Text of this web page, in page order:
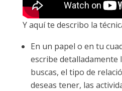
Y aquí te describo la
En un papel o en tu
escribe detalladamente
buscas, el tipo de
deseas tener, las